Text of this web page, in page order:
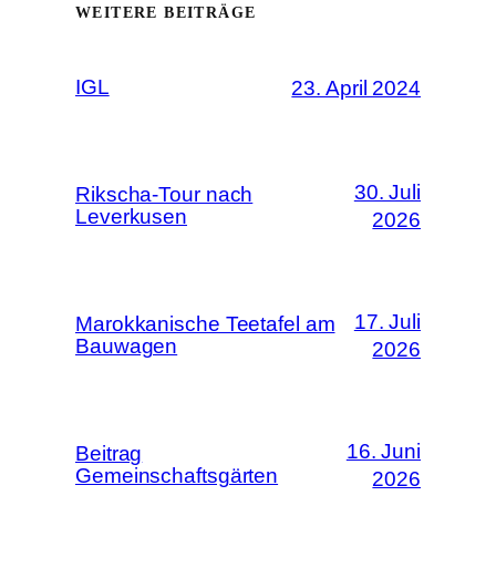
WEITERE BEITRÄGE
IGL 23. April 2024
Rikscha-Tour nach
Leverkusen
30. Juli
2026
Marokkanische Teetafel am
Bauwagen
17. Juli
2026
Beitrag
Gemeinschaftsgärten
16. Juni
2026